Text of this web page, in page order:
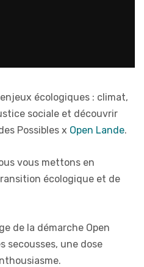
écologiques : climat,
sociale et découvrir
Possibles x Open Lande.
vous mettons en
écologique et de
de la démarche Open
secousses, une dose